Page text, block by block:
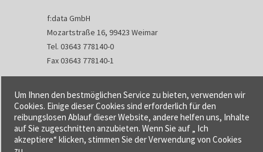
f:data GmbH
Mozartstraße 16, 99423 Weimar
Tel. 03643 778140-0
Fax 03643 778140-1
info@fdata.de
Kontakt
Impressum
Datenschutzerklärung
Urheberrecht und Haftung
Um Ihnen den bestmöglichen Service zu bieten, verwenden wir
Cookies. Einige dieser Cookies sind erforderlich für den
reibungslosen Ablauf dieser Website, andere helfen uns, Inhalte
auf Sie zugeschnitten anzubieten. Wenn Sie auf „ Ich
akzeptiere“ klicken, stimmen Sie der Verwendung von Cookies